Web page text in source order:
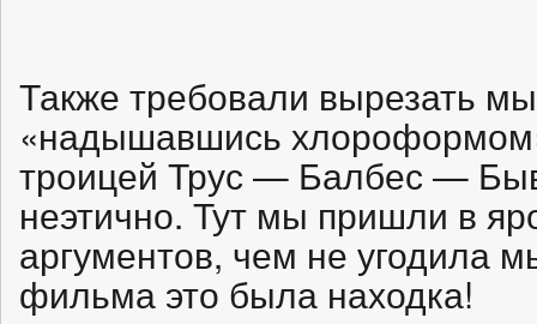
Также требовали вырезать
«надышавшись
троицей Трус — Балбес —
неэтично. Тут мы пришли в
аргументов, чем не угодила
фильма это была находка!